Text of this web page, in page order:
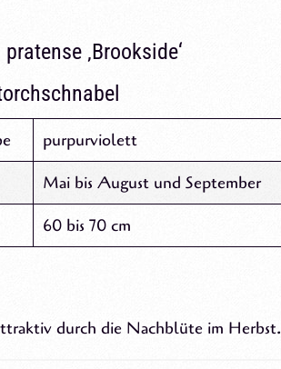
‚Brookside‘
purpurviolett
Mai bis August und September
60 bis 70 cm
durch die Nachblüte im Herbst.